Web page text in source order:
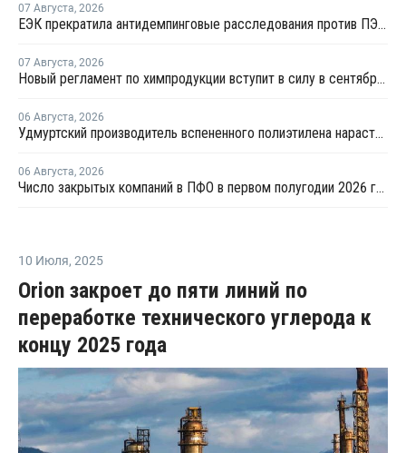
07 Августа, 2026
ЕЭК прекратила антидемпинговые расследования против ПЭ и ПП из Азербайджана и Туркменистана
07 Августа, 2026
Новый регламент по химпродукции вступит в силу в сентябре 2027 года
06 Августа, 2026
Удмуртский производитель вспененного полиэтилена нарастит выпуск на 15%
06 Августа, 2026
Число закрытых компаний в ПФО в первом полугодии 2026 года вдвое превысило число новых
10 Июля, 2025
Orion закроет до пяти линий по
переработке технического углерода к
концу 2025 года